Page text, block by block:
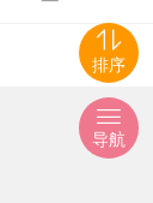
排序
导航